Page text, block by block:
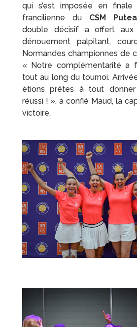
qui s’est imposée en finale
francilienne du CSM
double décisif a offert aux
dénouement palpitant,
Normandes championnes de
« Notre complémentarité a
tout au long du tournoi.
étions prêtes à tout
réussi ! », a confié Maud, la
victoire.